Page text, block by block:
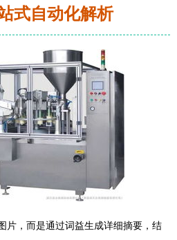
式自动化解析
片，而是通过词益生成详细摘要，结